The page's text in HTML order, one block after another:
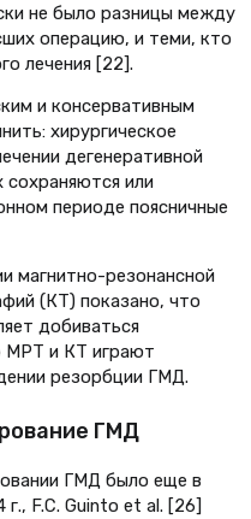
не было разницы между
операцию, и теми, кто
лечения [22].
и консервативным
хирургическое
дегенеративной
сохраняются или
периоде поясничные
магнитно-резонансной
(КТ) показано, что
добиваться
МРТ и КТ играют
резорбции ГМД.
ГМД
ГМД было еще в
F.C. Guinto et al. [26]